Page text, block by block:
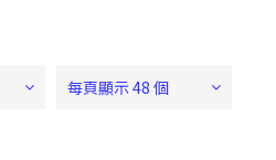
每頁顯示 48 個